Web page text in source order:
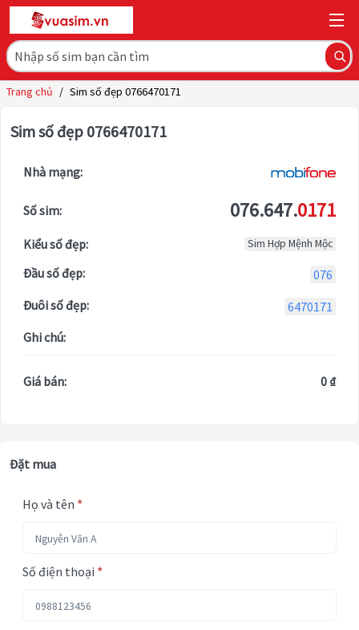
Trang chủ / Sim số đẹp 0766470171
Sim số đẹp 0766470171
Nhà mạng:
Số sim: 076.647.0171
Kiểu số đẹp: Sim Hợp Mệnh Mộc
Đầu số đẹp:
076
Đuôi số đẹp:
6470171
Ghi chú:
Giá bán: 0 ₫
Đặt mua
Họ và tên *
Số điện thoại *